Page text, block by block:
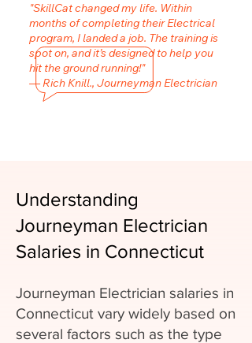
"SkillCat changed my life. Within
months of completing their Electrical
program, I landed a job. The training is
spot on, and it’s designed to help you
hit the ground running!"
— Rich Knill., Journeyman Electrician
Understanding
Journeyman Electrician
Salaries in Connecticut
Journeyman Electrician salaries in
Connecticut vary widely based on
several factors such as the type